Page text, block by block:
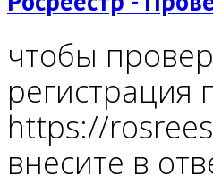
чтобы
регистрация
https://
внесите в